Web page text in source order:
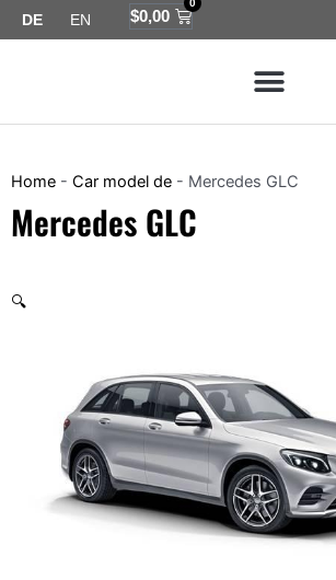
Zum
Inhalt
DE EN $0,00
0
Warenkorb
Menü
Home - Car model de - Mercedes GLC
Mercedes GLC
🔍